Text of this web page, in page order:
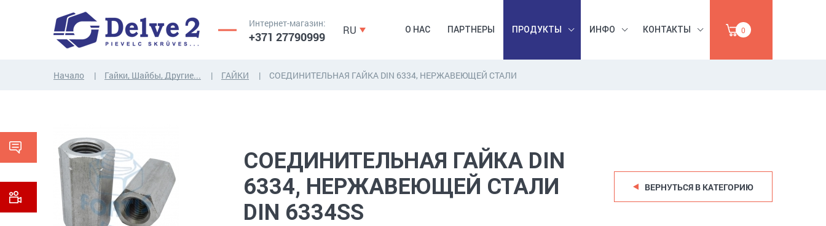
Интернет-магазин:
+371 27790999 RU О НАС ПАРТНЕРЫ ПРОДУКТЫ
СТЕРЖНИ
ИНФО КОНТАКТЫ 0
Начало Гайки, Шайбы, Другие... ГАЙКИ СОЕДИНИТЕЛЬНАЯ ГАЙКА DIN 6334, НЕРЖАВЕЮЩЕЙ СТАЛИ
СОЕДИНИТЕЛЬНАЯ ГАЙКА DIN
6334, НЕРЖАВЕЮЩЕЙ СТАЛИ
DIN 6334SS
ВЕРНУТЬСЯ В КАТЕГОРИЮ